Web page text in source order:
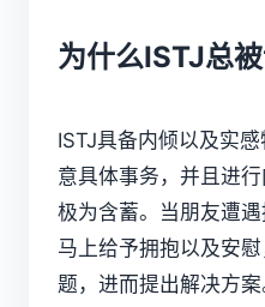
为什么ISTJ总
ISTJ具备内倾以及实
意具体事务，并且进
极为含蓄。当朋友遭
马上给予拥抱以及安
题，进而提出解决方